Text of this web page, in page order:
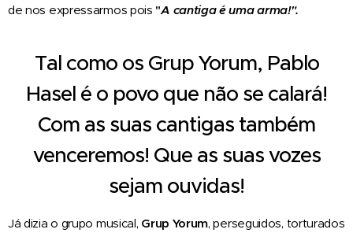
de nos expressarmos pois "A cantiga é uma arma!".
Tal como os Grup Yorum, Pablo
Hasel é o povo que não se calará!
Com as suas cantigas também
venceremos! Que as suas vozes
sejam ouvidas!
Já dizia o grupo musical, Grup Yorum, perseguidos, torturados